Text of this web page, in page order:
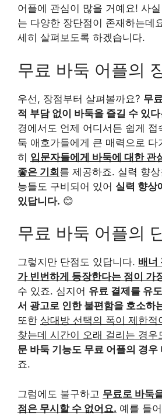
어플에 관심이 많을 거예요! 사
는 다양한 장단점이 존재하는데
세히 살펴보도록 하겠습니다.
무료 바둑 어플의
우선, 장점부터 살펴볼까요? 무
적 부담 없이 바둑을 즐길 수 있
경에서도 언제 어디서든 쉽게 접
둑 애호가들에게 큰 매력으로 다
히 입문자들에게 바둑에 대한 관
좋은 기회를 제공하죠. 실력 향
능들도 구비되어 있어 실력 향상
있답니다. 😊
무료 바둑 어플의
그렇지만 단점도 있답니다. 배너
가 빈번하게 등장한다는 점이 가
수 있죠. 심지어 유료 결제를 유
서 광고로 인한 불편함을 호소하
또한 상대방 선택의 폭이 제한적
찾는데 시간이 오래 걸리는 경우
문 바둑 기능도 무료 어플의 경우
죠.
그럼에도 불구하고 무료로 바둑
점은 무시할 수 없어요. 예를 들어